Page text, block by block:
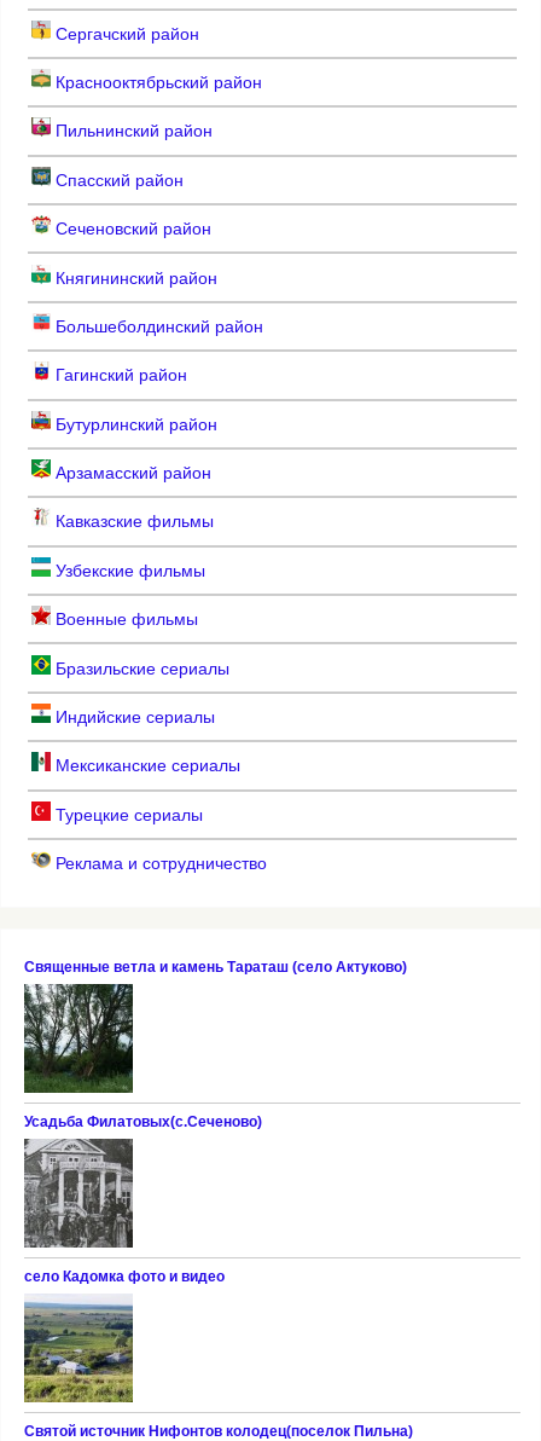
Сергачский район
Краснооктябрьский район
Пильнинский район
Спасский район
Сеченовский район
Княгининский район
Большеболдинский район
Гагинский район
Бутурлинский район
Арзамасский район
Кавказские фильмы
Узбекские фильмы
Военные фильмы
Бразильские сериалы
Индийские сериалы
Мексиканские сериалы
Турецкие сериалы
Реклама и сотрудничество
Cвященные ветла и камень Тараташ (село Актуково)
Усадьба Филатовых(с.Сеченово)
село Кадомка фото и видео
Святой источник Нифонтов колодец(поселок Пильна)